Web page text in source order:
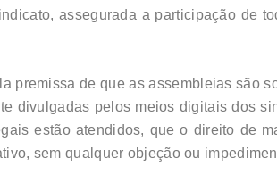
assegurada a participação de
premissa de que as assembleias são
divulgadas pelos meios digitais dos
estão atendidos, que o direito de
sem qualquer objeção ou